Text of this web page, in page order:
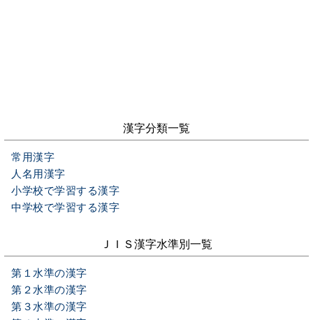
漢字分類一覧
常用漢字
人名用漢字
小学校で学習する漢字
中学校で学習する漢字
ＪＩＳ漢字水準別一覧
第１水準の漢字
第２水準の漢字
第３水準の漢字